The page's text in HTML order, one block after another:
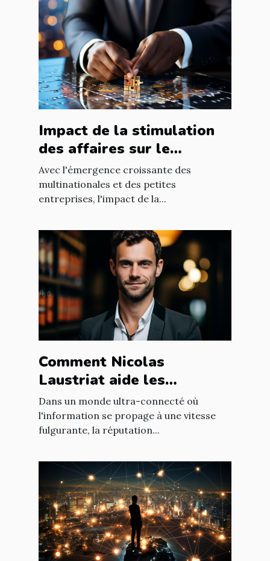
Impact de la stimulation
des affaires sur le
développement
économique mondial
Avec l'émergence croissante des
multinationales et des petites
entreprises, l'impact de la...
Comment Nicolas
Laustriat aide les
entreprises à améliorer
leur e-réputation
Dans un monde ultra-connecté où
l'information se propage à une vitesse
fulgurante, la réputation...